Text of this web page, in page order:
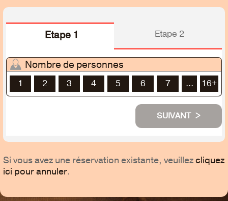
Etape 1 Etape 2
Nombre de personnes
1 2 3 4 5 6 7 ...
SUIVANT >
Si vous avez une réservation existante, veuillezcliquez
ici pour annuler.